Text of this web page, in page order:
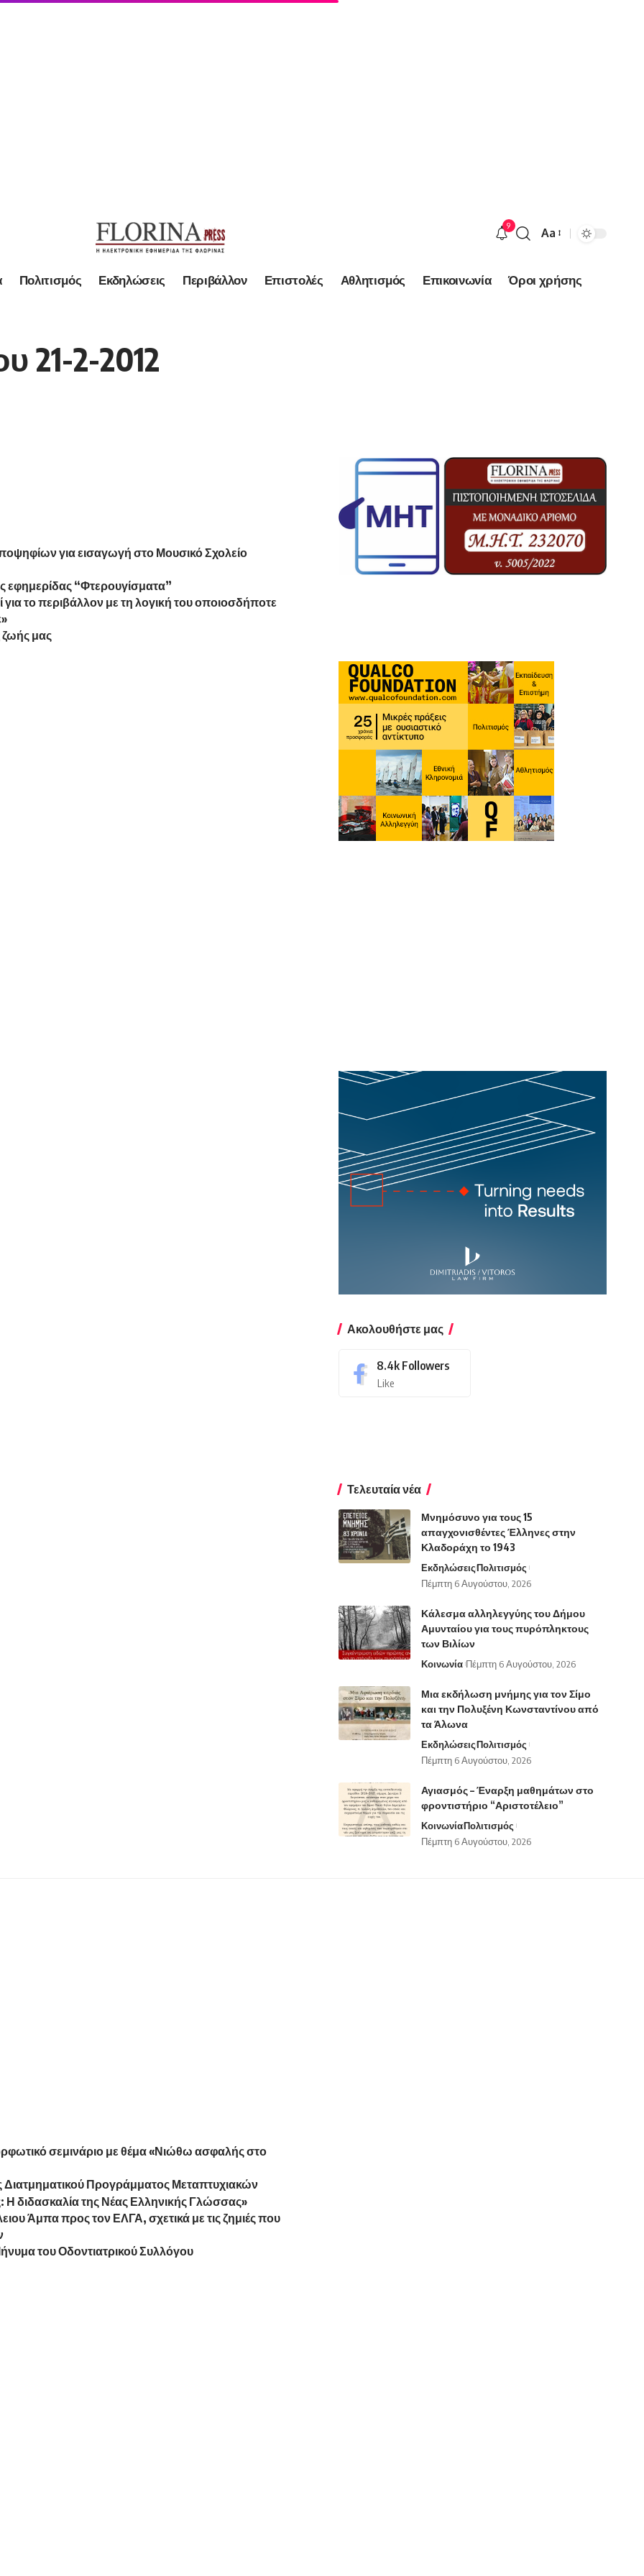
9
Font
Aa
Πολιτισμός Εκδηλώσεις Περιβάλλον Επιστολές Αθλητισμός Επικοινωνία Όροι χρήσης
2-2012
για εισαγωγή στο Μουσικό Σχολείο
εφημερίδας “Φτερουγίσματα”
το περιβάλλον με τη λογική του οποιοσδήποτε
ζωής μας
Ακολουθήστε μας
8.4k Followers
Like
Τελευταία νέα
Μνημόσυνο για τους 15
απαγχονισθέντες Έλληνες στην
Κλαδοράχη το 1943
ΕκδηλώσειςΠολιτισμός
Πέμπτη 6 Αυγούστου, 2026
Κάλεσμα αλληλεγγύης του Δήμου
Αμυνταίου για τους πυρόπληκτους
των Βιλίων
Κοινωνία Πέμπτη 6 Αυγούστου, 2026
Μια εκδήλωση μνήμης για τον Σίμο
και την Πολυξένη Κωνσταντίνου από
τα Άλωνα
ΕκδηλώσειςΠολιτισμός
Πέμπτη 6 Αυγούστου, 2026
Αγιασμός – Έναρξη μαθημάτων στο
φροντιστήριο “Αριστοτέλειο”
ΚοινωνίαΠολιτισμός
Πέμπτη 6 Αυγούστου, 2026
σεμινάριο με θέμα «Νιώθω ασφαλής στο
Προγράμματος Μεταπτυχιακών
διδασκαλία της Νέας Ελληνικής Γλώσσας»
Άμπα προς τον ΕΛΓΑ, σχετικά με τις ζημιές που
του Οδοντιατρικού Συλλόγου